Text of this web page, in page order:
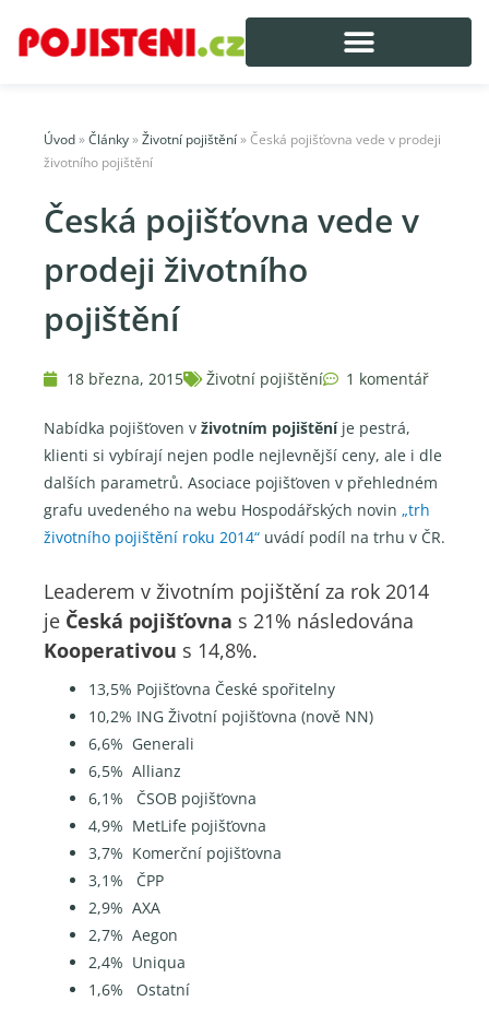
Úvod » Články » Životní pojištění » Česká pojišťovna vede v prodeji
životního pojištění
Česká pojišťovna vede v
prodeji životního
pojištění
18 března, 2015 Životní pojištění 1 komentář
Nabídka pojišťoven v životním pojištěníje pestrá,
klienti si vybírají nejen podle nejlevnější ceny, ale i dle
dalších parametrů. Asociace pojišťoven v přehledném
grafu uvedeného na webu Hospodářských novin „trh
životního pojištění roku 2014“ uvádí podíl na trhu v ČR.
Leaderem v životním pojištění za rok 2014
je Česká pojišťovna s 21% následována
Kooperativou s 14,8%.
13,5% Pojišťovna České spořitelny
10,2% ING Životní pojišťovna (nově NN)
6,6% Generali
6,5% Allianz
6,1% ČSOB pojišťovna
4,9% MetLife pojišťovna
3,7% Komerční pojišťovna
3,1% ČPP
2,9% AXA
2,7% Aegon
2,4% Uniqua
1,6% Ostatní